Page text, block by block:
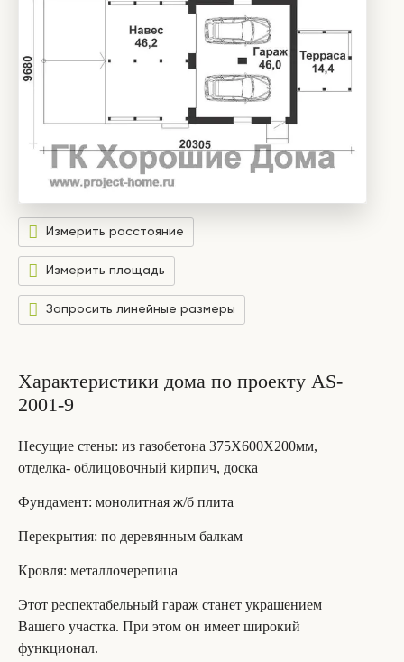
Измерить расстояние
Измерить площадь
Запросить линейные размеры
Характеристики дома по проекту AS-
2001-9
Несущие стены: из газобетона 375Х600Х200мм,
отделка- облицовочный кирпич, доска
Фундамент: монолитная ж/б плита
Перекрытия: по деревянным балкам
Кровля: металлочерепица
Этот респектабельный гараж станет украшением
Вашего участка. При этом он имеет широкий
функционал.